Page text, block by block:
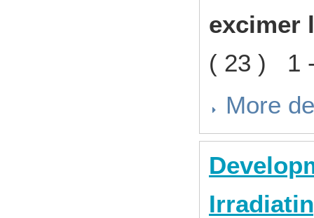
excimer
( 23 ) 1
More